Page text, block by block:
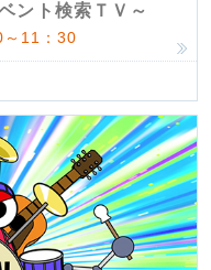
ント検索ＴＶ～
11：30